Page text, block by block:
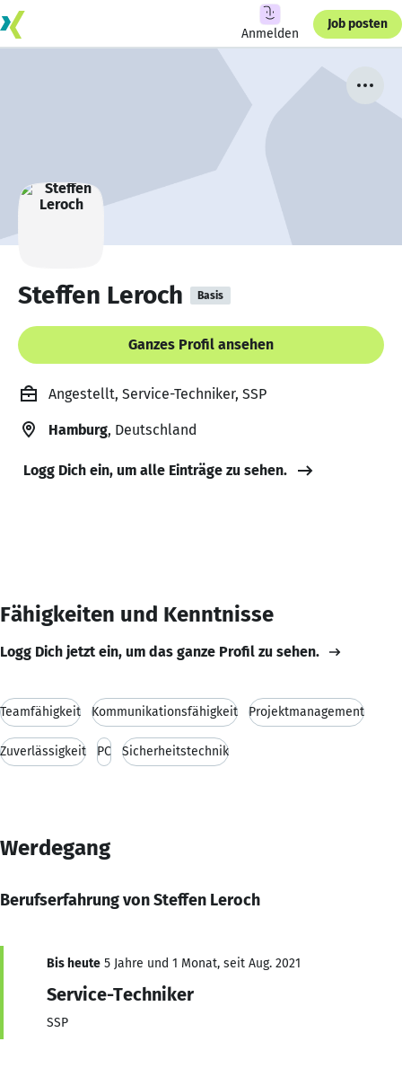
Anmelden
Job posten
Steffen Leroch Basis
Ganzes Profil ansehen
Angestellt, Service-Techniker, SSP
Hamburg, Deutschland
Logg Dich ein, um alle Einträge zu sehen.
Fähigkeiten und Kenntnisse
Logg Dich jetzt ein, um das ganze Profil zu sehen.
Teamfähigkeit Kommunikationsfähigkeit Projektmanagement
Zuverlässigkeit PC Sicherheitstechnik
Werdegang
Berufserfahrung von Steffen Leroch
Bis heute 5 Jahre und 1 Monat, seit Aug. 2021
Service-Techniker
SSP